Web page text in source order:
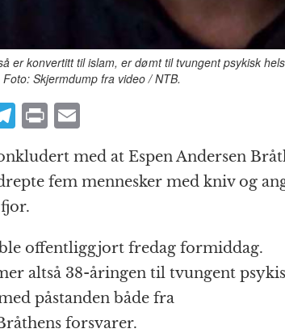
er konvertitt til islam, er dømt til tvungent psykisk
Skjermdump fra video / NTB.
T
el
e
g
r
a
m
P
n
t
m
ai
l
med at Espen Andersen
fem mennesker med kniv og
offentliggjort fredag formiddag.
altså 38-åringen til tvungent
påstanden både fra
forsvarer.